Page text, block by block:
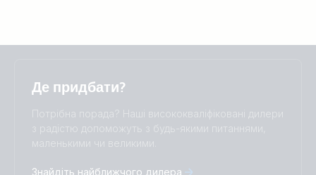
Українська
Change language
Čeština
Dansk
Deutsch
Stay up to date
Де придбати?
Потрібна порада? Наші висококваліфіковані дилери
з радістю допоможуть з будь-якими питаннями,
маленькими чи великими.
Знайдіть найближчого дилера